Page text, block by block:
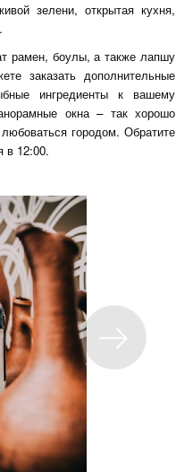
зелени, открытая кухня,
рамен, боулы, а также лапшу
заказать дополнительные
ингредиенты к вашему
окна – так хорошо
городом. Обратите
в 12:00.